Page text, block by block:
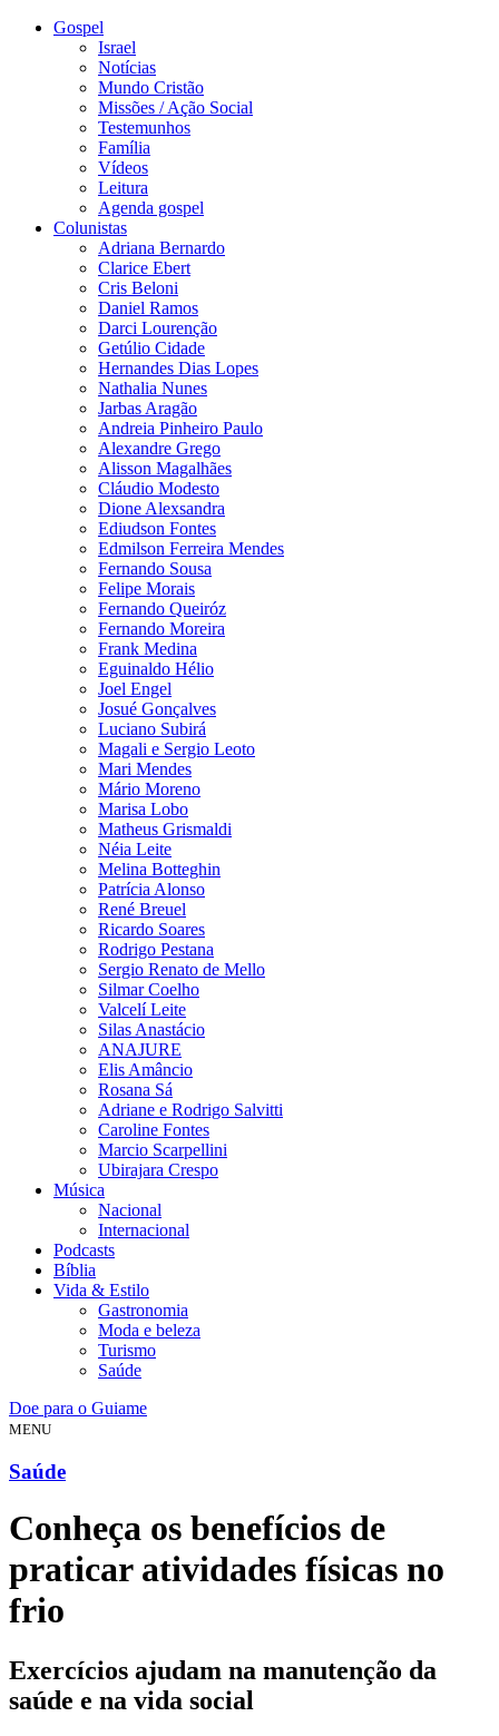
Gospel
Israel
Notícias
Mundo Cristão
Missões / Ação Social
Testemunhos
Família
Vídeos
Leitura
Agenda gospel
Colunistas
Adriana Bernardo
Clarice Ebert
Cris Beloni
Daniel Ramos
Darci Lourenção
Getúlio Cidade
Hernandes Dias Lopes
Nathalia Nunes
Jarbas Aragão
Andreia Pinheiro Paulo
Alexandre Grego
Alisson Magalhães
Cláudio Modesto
Dione Alexsandra
Ediudson Fontes
Edmilson Ferreira Mendes
Fernando Sousa
Felipe Morais
Fernando Queiróz
Fernando Moreira
Frank Medina
Eguinaldo Hélio
Joel Engel
Josué Gonçalves
Luciano Subirá
Magali e Sergio Leoto
Mari Mendes
Mário Moreno
Marisa Lobo
Matheus Grismaldi
Néia Leite
Melina Botteghin
Patrícia Alonso
René Breuel
Ricardo Soares
Rodrigo Pestana
Sergio Renato de Mello
Silmar Coelho
Valcelí Leite
Silas Anastácio
ANAJURE
Elis Amâncio
Rosana Sá
Adriane e Rodrigo Salvitti
Caroline Fontes
Marcio Scarpellini
Ubirajara Crespo
Música
Nacional
Internacional
Podcasts
Bíblia
Vida & Estilo
Gastronomia
Moda e beleza
Turismo
Saúde
Doe para o Guiame
MENU
Saúde
Conheça os benefícios de
praticar atividades físicas no
frio
Exercícios ajudam na manutenção da
saúde e na vida social